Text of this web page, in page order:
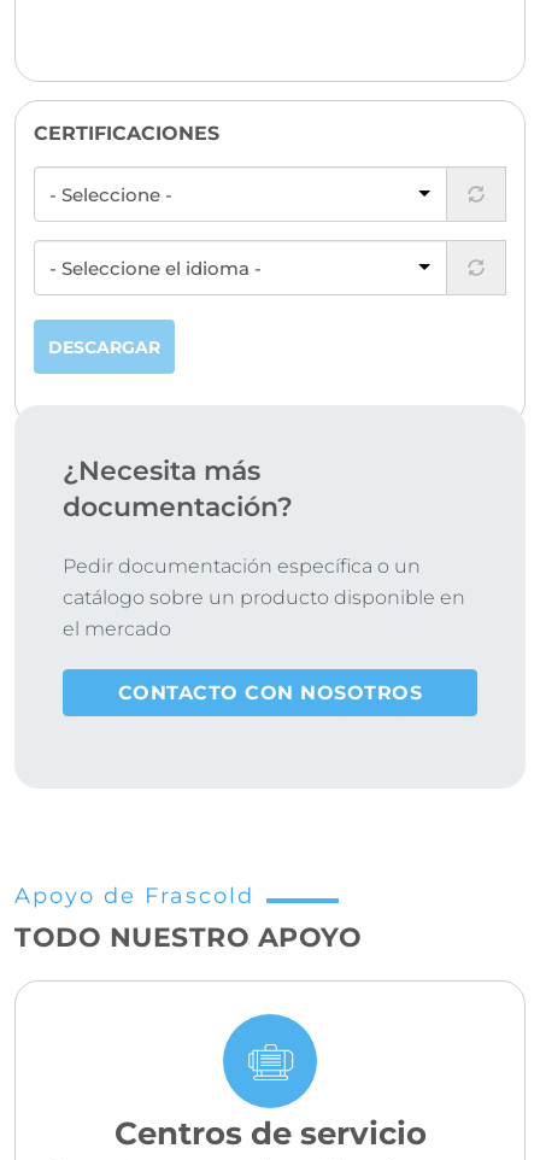
CERTIFICACIONES
DESCARGAR
¿Necesita más
documentación?
Pedir documentación específica o un
catálogo sobre un producto disponible en
el mercado
CONTACTO CON NOSOTROS
Apoyo de Frascold
TODO NUESTRO APOYO
Centros de servicio